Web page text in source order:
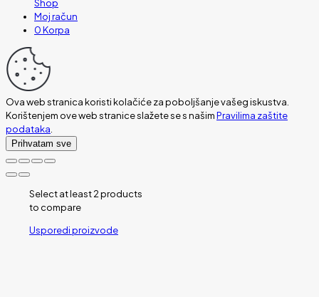
Shop
Moj račun
0Korpa
Ova web stranica koristi kolačiće za poboljšanje vašeg iskustva.
Korištenjem ove web stranice slažete se s našimPravilima zaštite
podataka.
Prihvatam sve
Select at least 2 products
to compare
Usporedi proizvode